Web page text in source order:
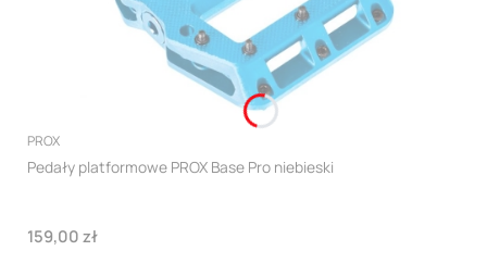
PRODUCENT
PROX
Pedały platformowe PROX Base Pro niebieski
Cena
159,00 zł